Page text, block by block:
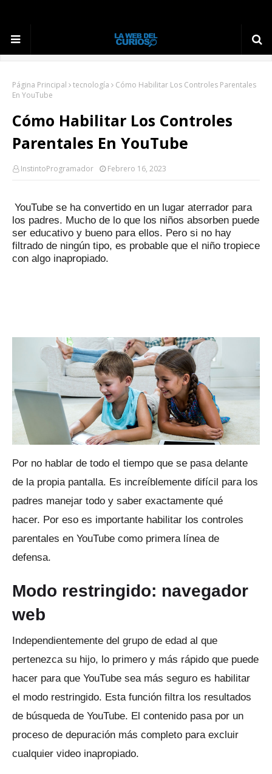
Página Principal tecnología
Cómo Habilitar Los Controles Parentales
En YouTube
Cómo Habilitar Los Controles
Parentales En YouTube
InstintoProgramador Febrero 16, 2023
YouTube se ha convertido en un lugar aterrador para
los padres. Mucho de lo que los niños absorben puede
ser educativo y bueno para ellos. Pero si no hay
filtrado de ningún tipo, es probable que el niño tropiece
con algo inapropiado.
Por no hablar de todo el tiempo que se pasa delante
de la propia pantalla. Es increíblemente difícil para los
padres manejar todo y saber exactamente qué
hacer. Por eso es importante habilitar los controles
parentales en YouTube como primera línea de
defensa.
Modo restringido: navegador
web
Independientemente del grupo de edad al que
pertenezca su hijo, lo primero y más rápido que puede
hacer para que YouTube sea más seguro es habilitar
el modo restringido. Esta función filtra los resultados
de búsqueda de YouTube. El contenido pasa por un
proceso de depuración más completo para excluir
cualquier video inapropiado.